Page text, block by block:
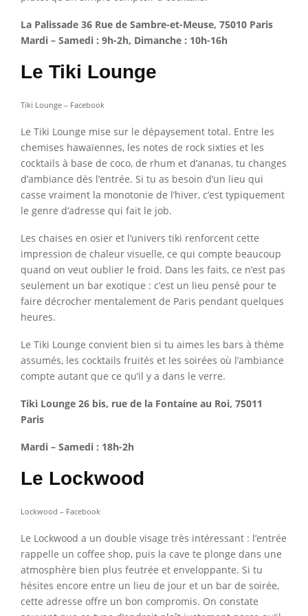
La Palissade 36 Rue de Sambre-et-Meuse, 75010 Paris
Mardi – Samedi : 9h-2h, Dimanche : 10h-16h
Le Tiki Lounge
Tiki Lounge – Facebook
Le Tiki Lounge mise sur le dépaysement total. Entre les
chemises hawaïennes, les notes de rock sixties et les
cocktails à base de coco, de rhum et d’ananas, tu changes
d’ambiance dès l’entrée. Si tu as besoin d’un lieu qui
casse vraiment la monotonie de l’hiver, c’est typiquement
le genre d’adresse qui fait le job.
Les chaises en osier et l’univers tiki renforcent cette
impression de chaleur visuelle, ce qui compte beaucoup
quand on veut oublier le froid. Dans les faits, ce n’est pas
seulement un bar exotique : c’est un lieu pensé pour te
faire décrocher mentalement de Paris pendant quelques
heures.
Le Tiki Lounge convient bien si tu aimes les bars à thème
assumés, les cocktails fruités et les soirées où l’ambiance
compte autant que ce qu’il y a dans le verre.
Tiki Lounge 26 bis, rue de la Fontaine au Roi, 75011
Paris
Mardi – Samedi : 18h-2h
Le Lockwood
Lockwood – Facebook
Le Lockwood a un double visage très intéressant : l’entrée
rappelle un coffee shop, puis la cave te plonge dans une
atmosphère bien plus feutrée et enveloppante. Si tu
hésites encore entre un lieu de jour et un bar de soirée,
cette adresse offre un bon compromis. On constate